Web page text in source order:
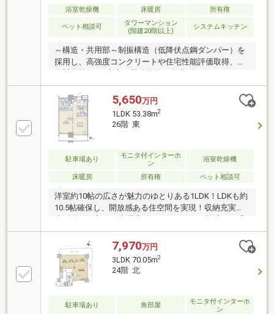
浴室乾燥機 床暖房 所有権
ペット相談可
タワーマンション
(階建20階以上)
システムキッチン
～構造・共用部～制振構造（低降伏点鋼ダンパー）を
採用し、高強度コンクリートや住宅性能評価取得、劣
化対策等級3と安心の構造性能。各階ゴミステーショ
ン、顔認証オートロックを含むトリプルセキュリテ
ィ、フィットネスルームなど共用設備も充実。～専有
部分・仕様～ガスコンロ未使用（食洗機・ディスポー
ザー付）、TES温水式床暖房、浴室暖房乾燥機付の低
床ユニットバスを採用。玄関・トイレ・洗面床はタイ
ルへ変更し、タンクレストイレ（自動開閉機能付）を
採用。キッチン・洗面はフィオレストーンへグレード
アップ、水栓や浴室照明も上位仕様。リビングにはエ
コカラット、アクセントクロスを施工しております。
5,650万円
1LDK 53.38m2
26階 東
駐車場あり
モニタ付インターホ
ン
浴室乾燥機
床暖房 所有権 ペット相談可
洋室約10帖の広さが魅力のゆとりある1LDK！LDKも約
10.5帖確保し、開放感ある住空間を実現！収納充実で
生活動線も良好、床暖房付きのリビングで快適にお過
ごしいただけます！朝日が差し込む東向きで、明るさ
と清潔感のある室内が魅力です！
7,970万円
3LDK 70.05m2
24階 北
駐車場あり 角部屋
モニタ付インターホ
ン